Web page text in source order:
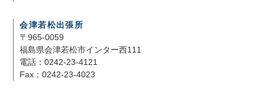
会津若松出張所
〒965-0059
福島県会津若松市インター西111
電話：0242-23-4121
Fax：0242-23-4023